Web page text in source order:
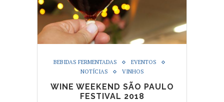
BEBIDAS FERMENTADAS
EVENTOS
NOTÍCIAS
VINHOS
WINE WEEKEND SÃO PAULO
FESTIVAL 2018